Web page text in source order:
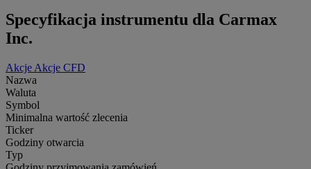
Specyfikacja instrumentu dla Carmax
Inc.
Akcje Akcje CFD
Nazwa
Waluta
Symbol
Minimalna wartość zlecenia
Ticker
Godziny otwarcia
Typ